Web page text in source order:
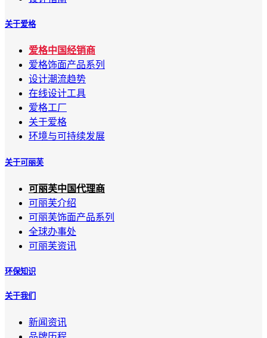
关于爱格
爱格中国经销商
爱格饰面产品系列
设计潮流趋势
在线设计工具
爱格工厂
关于爱格
环境与可持续发展
关于可丽芙
可丽芙中国代理商
可丽芙介绍
可丽芙饰面产品系列
全球办事处
可丽芙资讯
环保知识
关于我们
新闻资讯